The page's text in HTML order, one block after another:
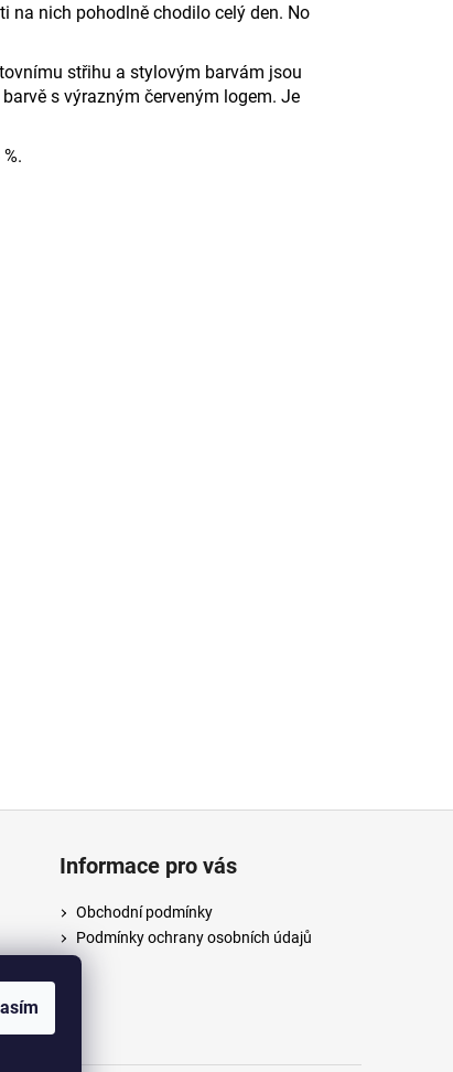
na nich pohodlně chodilo celý den. No
střihu a stylovým barvám jsou
s výrazným červeným logem. Je
Informace pro vás
Obchodní podmínky
Podmínky ochrany osobních údajů